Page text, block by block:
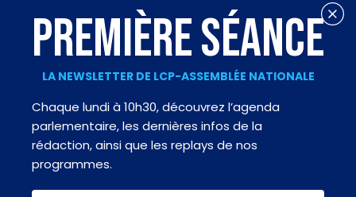
PREMIÈRE SÉANCE
LA NEWSLETTER DE LCP-ASSEMBLÉE NATIONALE
Chaque lundi à 10h30, découvrez l’agenda
parlementaire, les dernières infos de la
rédaction, ainsi que les replays de nos
programmes.